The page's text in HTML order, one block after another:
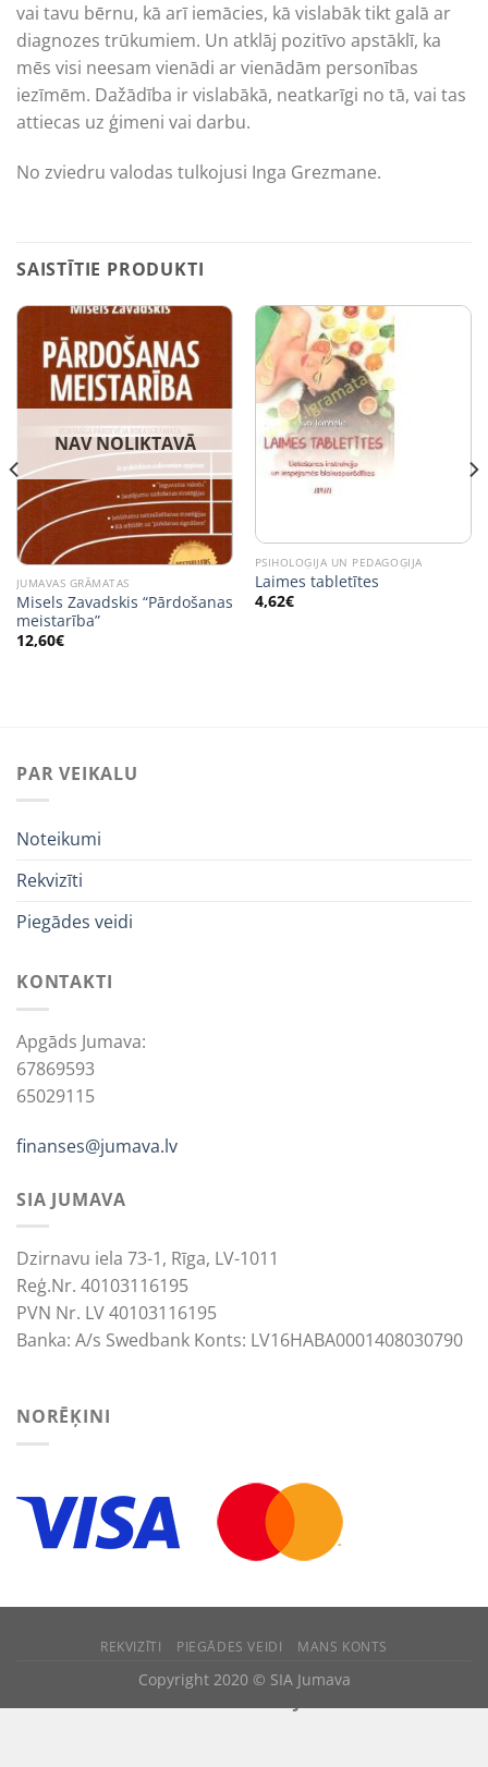
vai tavu bērnu, kā arī iemācies, kā vislabāk tikt galā ar
diagnozes trūkumiem. Un atklāj pozitīvo apstāklī, ka
mēs visi neesam vienādi ar vienādām personības
iezīmēm. Dažādība ir vislabākā, neatkarīgi no tā, vai tas
attiecas uz ģimeni vai darbu.
No zviedru valodas tulkojusi Inga Grezmane.
SAISTĪTIE PRODUKTI
NAV NOLIKTAVĀ
JUMAVAS GRĀMATAS
Misels Zavadskis “Pārdošanas
meistarība”
12,60€
PSIHOLOĢIJA UN PEDAGOĢIJA
Laimes tabletītes
4,62€
PAR VEIKALU
Noteikumi
Rekvizīti
Piegādes veidi
KONTAKTI
Apgāds Jumava:
67869593
65029115
finanses@jumava.lv
SIA JUMAVA
Dzirnavu iela 73-1, Rīga, LV-1011
Reģ.Nr. 40103116195
PVN Nr. LV 40103116195
Banka: A/s Swedbank Konts: LV16HABA0001408030790
NORĒĶINI
REKVIZĪTI PIEGĀDES VEIDI MANS KONTS
Copyright 2020 © SIA Jumava